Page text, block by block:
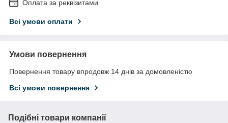
Оплата за реквізитами
Всі умови оплати
Умови повернення
Повернення товару впродовж 14 днів за домовленістю
Всі умови повернення
Подібні товари компанії